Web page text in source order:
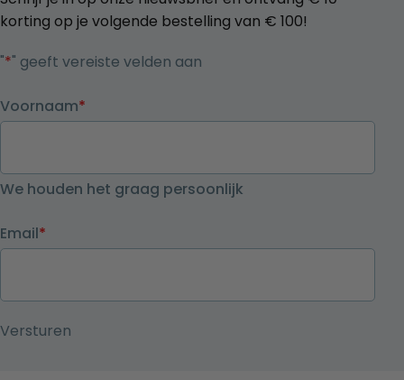
korting op je volgende bestelling van € 100!
"*" geeft vereiste velden aan
Voornaam*
We houden het graag persoonlijk
Email*